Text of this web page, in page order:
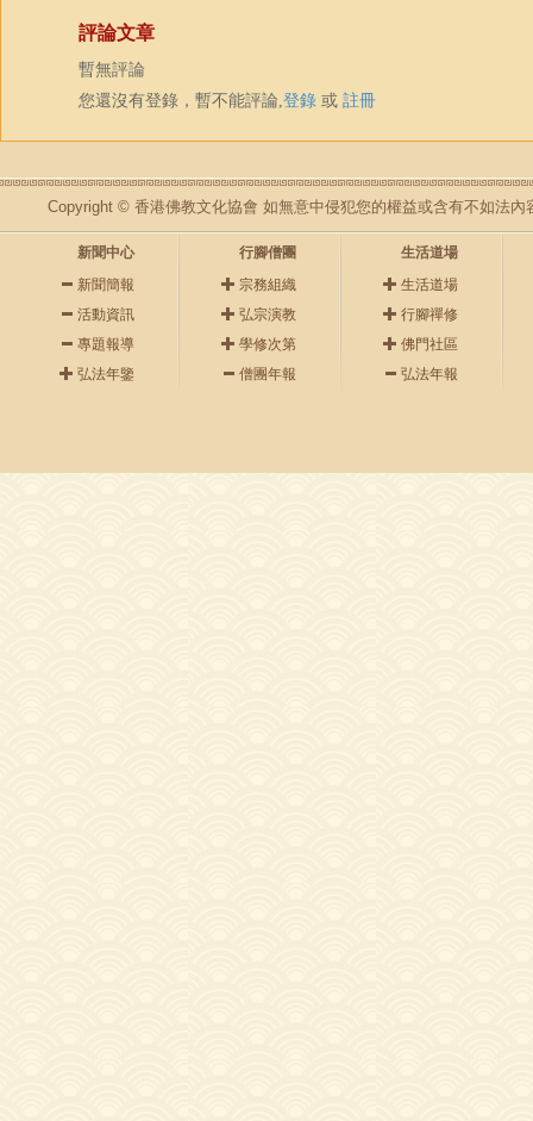
評論文章
暫無評論
您還沒有登錄，暫不能評論,登錄 或 註冊
Copyright © 香港佛教文化協會 如無意中侵犯您的權益或含有不如法內
新聞中心
新聞簡報
活動資訊
專題報導
弘法年鑒
行腳僧團
宗務組織
弘宗演教
學修次第
僧團年報
生活道場
生活道場
行腳禪修
佛門社區
弘法年報